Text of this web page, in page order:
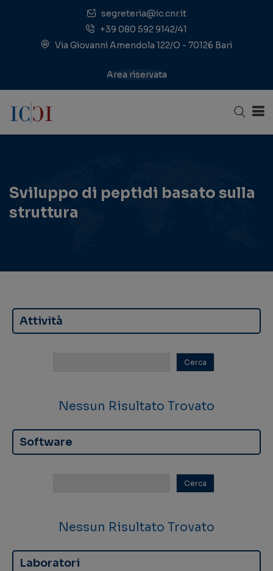
segreteria@ic.cnr.it
+39 080 592 9142/41
Via Giovanni Amendola 122/O - 70126 Bari
Area riservata
Sviluppo di peptidi basato sulla
struttura
Attività
Nessun Risultato Trovato
Software
Nessun Risultato Trovato
Laboratori